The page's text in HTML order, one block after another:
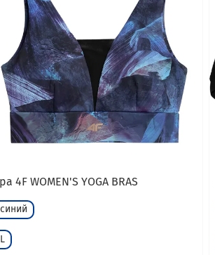
4F WOMEN'S YOGA BRAS
синий
L